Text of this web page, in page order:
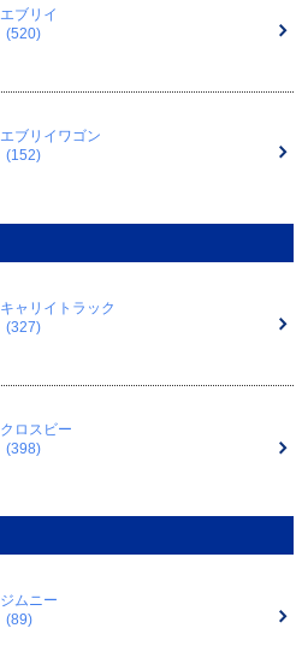
エブリイ
(520)
エブリイワゴン
(152)
キャリイトラック
(327)
クロスビー
(398)
ジムニー
(89)